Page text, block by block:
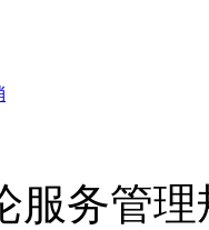
服务管理